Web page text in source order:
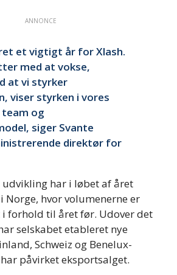
ANNONCE
et vigtigt år for Xlash.
med at vokse,
at vi styrker
viser styrken i vores
team og
siger Svante
direktør for
udvikling har i løbet af året
hvor volumenerne er
forhold til året før. Udover det
selskabet etableret nye
Schweiz og Benelux-
påvirket eksportsalget.